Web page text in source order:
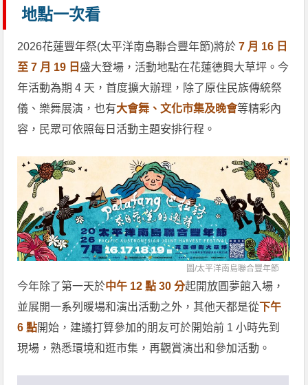
地點一次看
2026花蓮豐年祭(太平洋南島聯合豐年節)將於 7 月 16 日
至 7 月 19 日 盛大登場，活動地點在花蓮德興大草坪。今
年活動為期 4 天，首度擴大辦理，除了原住民族傳統祭
儀、樂舞展演，也有大會舞、文化市集及晚會等精彩內
容，民眾可依照每日活動主題安排行程。
圖/太平洋南島聯合豐年節
今年除了第一天於中午 12 點 30 分起開放圓夢館入場，
並展開一系列暖場和演出活動之外，其他天都是從下午
6 點開始，建議打算參加的朋友可於開始前 1 小時先到
現場，熟悉環境和逛市集，再觀賞演出和參加活動。